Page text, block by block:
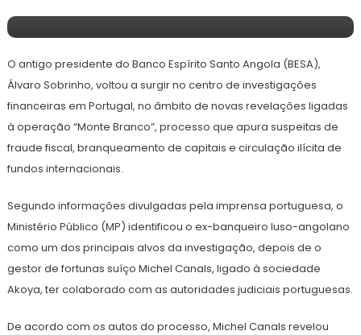
O antigo presidente do Banco Espírito Santo Angola (BESA),
Álvaro Sobrinho, voltou a surgir no centro de investigações
financeiras em Portugal, no âmbito de novas revelações ligadas
à operação “Monte Branco”, processo que apura suspeitas de
fraude fiscal, branqueamento de capitais e circulação ilícita de
fundos internacionais.
Segundo informações divulgadas pela imprensa portuguesa, o
Ministério Público (MP) identificou o ex-banqueiro luso-angolano
como um dos principais alvos da investigação, depois de o
gestor de fortunas suíço Michel Canals, ligado à sociedade
Akoya, ter colaborado com as autoridades judiciais portuguesas.
De acordo com os autos do processo, Michel Canals revelou